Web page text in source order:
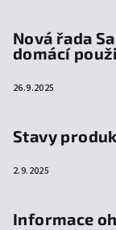
Nová řada
domácí
26.9.2025
Stavy
2.9.2025
Informace